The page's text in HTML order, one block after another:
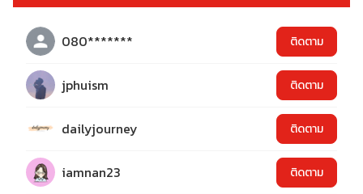
080******* ติดตาม
jphuism ติดตาม
dailyjourney ติดตาม
iamnan23 ติดตาม